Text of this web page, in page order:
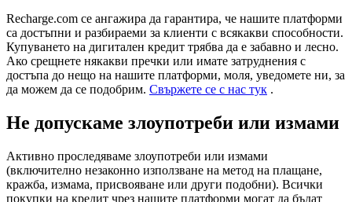
Recharge.com се ангажира да гарантира, че нашите платформи
са достъпни и разбираеми за клиенти с всякакви способности.
Купуването на дигитален кредит трябва да е забавно и лесно.
Ако срещнете някакви пречки или имате затруднения с
достъпа до нещо на нашите платформи, моля, уведомете ни, за
да можем да се подобрим. Свържете се с нас тук .
Не допускаме злоупотреби или измами
Активно проследяваме злоупотреби или измами
(включително незаконно използване на метод на плащане,
кражба, измама, присвояване или други подобни). Всички
покупки на кредит чрез нашите платформи могат да бъдат